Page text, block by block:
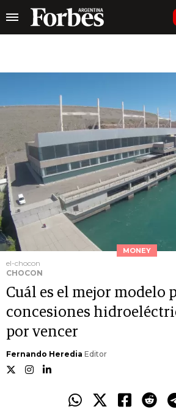
MONEY
el-chocon
CHOCON
Cuál es el mejor modelo
concesiones
por vencer
Fernando Heredia Editor